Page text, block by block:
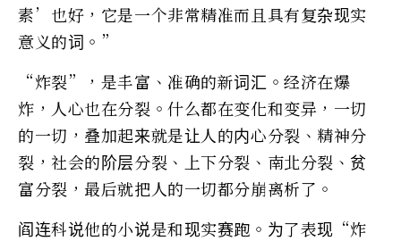
素’也好，它是一个非常精准而且具有复杂现实
意义的词。”
“炸裂”，是丰富、准确的新词汇。经济在爆
炸，人心也在分裂。什么都在变化和变异，一切
的一切，叠加起来就是让人的内心分裂、精神分
裂，社会的阶层分裂、上下分裂、南北分裂、贫
富分裂，最后就把人的一切都分崩离析了。
阎连科说他的小说是和现实赛跑。为了表现“炸